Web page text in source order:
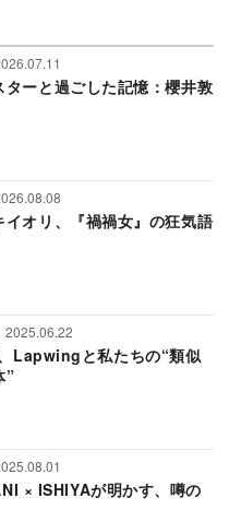
ターと過ごした記憶：櫻井敦
イオリ、『禍禍女』の狂気語
2025.06.22
Lapwingと私たちの“類似
”
× ISHIYAが明かす、噂の